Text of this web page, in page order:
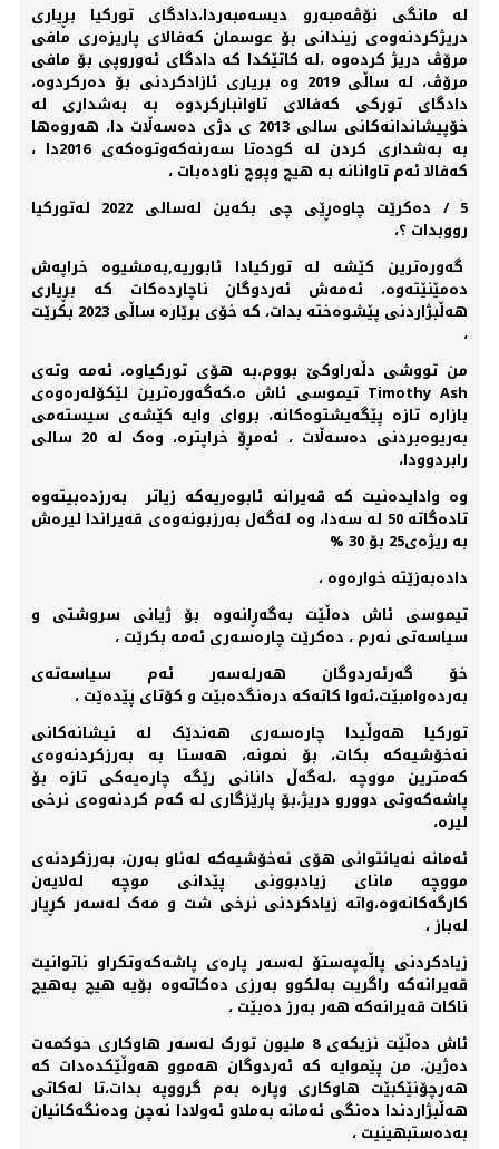
لە مانگی نۆڤەمبەرو دیسەمبەردا،دادگای تورکیا بڕیاری
دریژکردنەوەی زیندانی بۆ عوسمان کەفالای پاریزەری مافی
مرۆڤ دریژ کردەوە ،لە کاتێکدا کە دادگای ئەوروپی بۆ مافی
مرۆڤ، لە ساڵی 2019 وە بریاری ئازادکردنی بۆ دەرکردوە،
دادگای تورکی کەفالای تاوانبارکردوە بە بەشداری لە
خۆپیشاندانەکانی سالی 2013 ی دژی دەسەڵات دا، هەروەها
بە بەشداری کردن لە کودەتا سەرنەکەوتوەکەی 2016دا ،
کەفالا ئەم تاوانانە بە هیچ وپوچ ناودەبات ،
5 / دەکرێت چاوەڕێی چی بکەین لەسالی 2022 لەتورکیا
رووبدات ؟،
گەورەترین کێشە لە تورکیادا ئابوریە,بەمشیوە خراپەش
دەمێنێتەوە، ئەمەش ئەردوگان ناچاردەکات کە بڕیاری
هەڵبژاردنی پێشوەختە بدات، کە خۆی برێارە ساڵی 2023 بکرێت
،
من تووشی دڵەراوکێ بووم،بە هۆی تورکیاوە، ئەمە وتەی
Timothy Ash تیموسی ئاش ە،کەگەورەترین لێکۆلەرەوەی
بازارە تازە پێگەیشتوەکانە، بروای وایە کێشەی سیستەمی
بەریوەبردنی دەسەڵات ، ئەمڕۆ خراپترە، وەک لە 20 سالی
رابردوودا،
وە وادایدەنیت کە قەیرانە ئابوەریەکە زیاتر بەرزدەبیتەوە
تادەگاتە 50 لە سەدا، وە لەگەل بەرزبونەوەی قەیراندا لیرەش
بە ریژەی25 بۆ 30 %
دادەبەزێتە خوارەوە ،
تیموسی ئاش دەڵێت بەگەڕانەوە بۆ ژیانی سروشتی و
سیاسەتی نەرم ، دەکرێت چارەسەری ئەمە بکرێت ،
خۆ گەرئەردوگان هەرلەسەر ئەم سیاسەتەی
بەردەوامبێت،ئەوا کاتەکە درەنگدەبێت و کۆتای پێدەێت ،
تورکیا هەوڵیدا چارەسەری هەندێک لە نیشانەکانی
نەخۆشیەکە بکات، بۆ نمونە، هەستا بە بەرزکردنەوەی
کەمترین مووچە ،لەگەڵ دانانی رێگە چارەیەکی تازە بۆ
پاشەکەوتی دوورو دریژ،بۆ پارێزگاری لە کەم کردنەوەی نرخی
لیرە،
ئەمانە نەیانتوانی هۆی نەخۆشیەکە لەناو بەرن، بەرزکردنەی
مووچە مانای زیادبوونی پێدانی موچە لەلایەن
کارگەکانەوە،واتە زیادکردنی نرخی شت و مەک لەسەر کڕیار
لەباز ،
زیادکردنی پاڵەپەستۆ لەسەر پارەی پاشەکەوتکراو ناتوانیت
قەیرانەکە راگریت بەلکوو بەرزی دەکاتەوە بۆیە هیچ بەهیچ
ناکات قەیرانەکە هەر بەرز دەبێت ،
ئاش دەڵێت نزیکەی 8 ملیون تورک لەسەر هاوکاری حوکمەت
دەژین، من پێموایە کە ئەردوگان هەموو هەوڵێکدەدات کە
هەرچۆنێکبێت هاوکاری وپارە بەم گرووپە بدات،تا لەکاتی
هەڵبژاردندا دەنگی ئەمانە بەملاو ئەولادا نەچن ودەنگەکانیان
بەدەستبهینیت ،